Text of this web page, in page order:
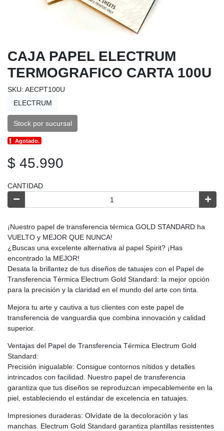
CAJA PAPEL ELECTRUM
TERMOGRAFICO CARTA 100U
SKU: AECPT100U
ELECTRUM
Stock por sucursal
Agotado.
$ 45.990
CANTIDAD
¡Nuestro papel de transferencia térmica GOLD STANDARD ha
VUELTO y MEJOR QUE NUNCA!
¿Buscas una excelente alternativa al papel Spirit? ¡Has
encontrado la MEJOR!
Desata la brillantez de tus diseños de tatuajes con el Papel de
Transferencia Térmica Electrum Gold Standard: la mejor opción
para la precisión y la claridad en el mundo del arte con tinta.
Mejora tu arte y cautiva a tus clientes con este papel de
transferencia de vanguardia que combina innovación y calidad
superior.
Ventajas del Papel de Transferencia Térmica Electrum Gold
Standard:
Precisión inigualable: Consigue contornos nítidos y detalles
intrincados con facilidad. Nuestro papel de transferencia
garantiza que tus diseños se reproduzcan impecablemente en la
piel, estableciendo el estándar de excelencia en tatuajes.
Impresiones duraderas: Olvídate de la decoloración y las
manchas. Electrum Gold Standard garantiza plantillas resistentes